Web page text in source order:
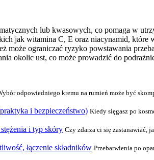
lub kwasowych, co pomaga w
jak witamina C, E oraz niacynamid,
może ograniczać ryzyko powstawania
okolic ust, co może prowadzić do
odpowiedniego kremu na rumień może być
i bezpieczeństwo) Kiedy sięgasz po
i typ skóry Czy zdarza ci się zastanawiać,
łączenie składników Przebarwienia po